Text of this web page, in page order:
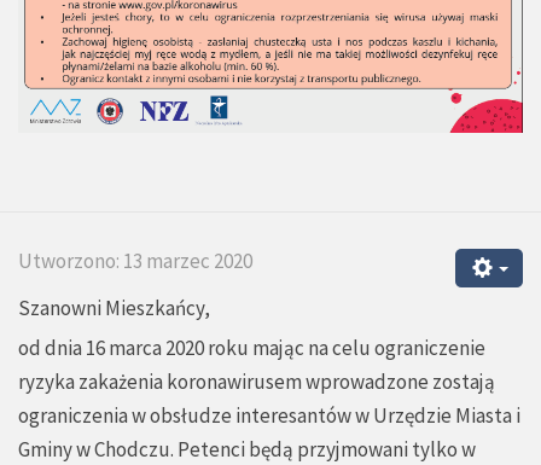
Utworzono: 13 marzec 2020
Szanowni Mieszkańcy,
od dnia 16 marca 2020 roku mając na celu ograniczenie
ryzyka zakażenia koronawirusem wprowadzone zostają
ograniczenia w obsłudze interesantów w Urzędzie Miasta i
Gminy w Chodczu. Petenci będą przyjmowani tylko w